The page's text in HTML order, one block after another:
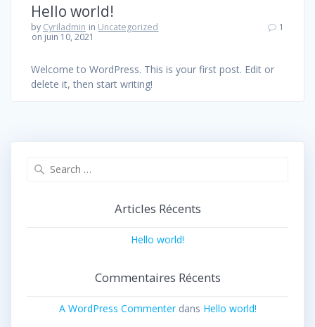
Hello world!
by Cyriladmin in Uncategorized
on juin 10, 2021
1
Welcome to WordPress. This is your first post. Edit or
delete it, then start writing!
Articles Récents
Hello world!
Commentaires Récents
A WordPress Commenterdans Hello world!